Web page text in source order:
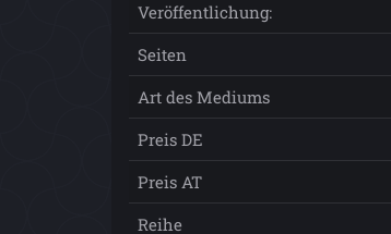
Veröffentlichung:
Seiten
Art des Mediums
Preis DE
Preis AT
Reihe